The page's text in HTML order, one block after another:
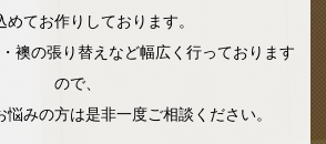
めてお作りしております。
襖の張り替えなど幅広く行っております
ので、
みの方は是非一度ご相談ください。